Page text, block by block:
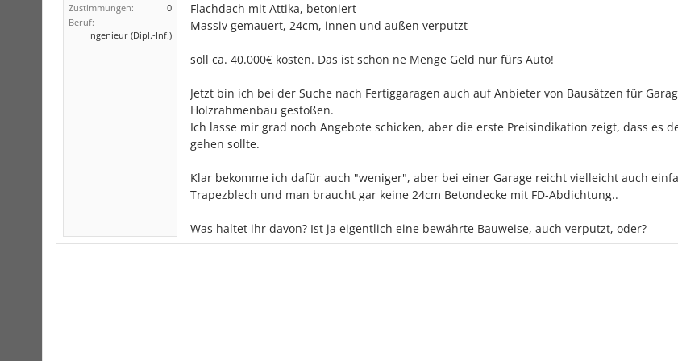
Zustimmungen:
0
Beruf:
Ingenieur (Dipl.-Inf.)
Flachdach mit Attika, betoniert
Massiv gemauert, 24cm, innen und außen verputzt
soll ca. 40.000€ kosten. Das ist schon ne Menge Geld nur fürs Auto!
Jetzt bin ich bei der Suche nach Fertiggaragen auch auf Anbieter von Bausätzen für
Holzrahmenbau gestoßen.
Ich lasse mir grad noch Angebote schicken, aber die erste Preisindikation zeigt, dass es
gehen sollte.
Klar bekomme ich dafür auch "weniger", aber bei einer Garage reicht vielleicht auch
Trapezblech und man braucht gar keine 24cm Betondecke mit FD-Abdichtung..
Was haltet ihr davon? Ist ja eigentlich eine bewährte Bauweise, auch verputzt, oder?